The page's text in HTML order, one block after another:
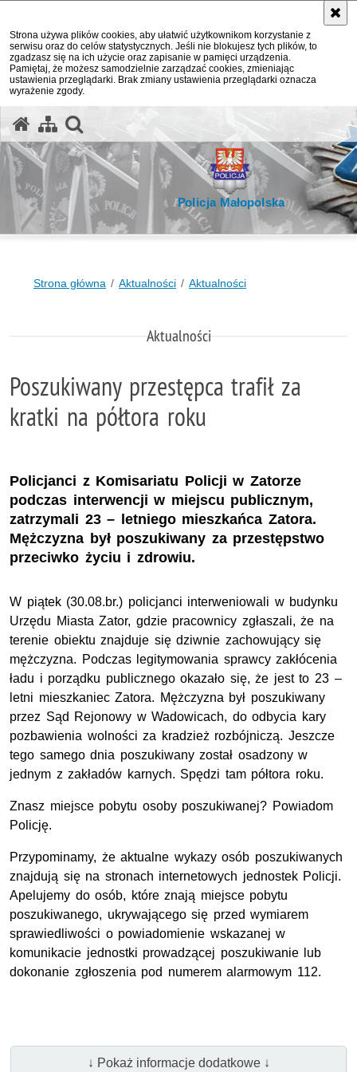
Strona używa plików cookies, aby ułatwić użytkownikom korzystanie z
serwisu oraz do celów statystycznych. Jeśli nie blokujesz tych plików, to
zgadzasz się na ich użycie oraz zapisanie w pamięci urządzenia.
Pamiętaj, że możesz samodzielnie zarządzać cookies, zmieniając
ustawienia przeglądarki. Brak zmiany ustawienia przeglądarki oznacza
wyrażenie zgody.
Policja Małopolska
Strona główna Aktualności Aktualności
Aktualności
Poszukiwany przestępca trafił za
kratki na półtora roku
Policjanci z Komisariatu Policji w Zatorze
podczas interwencji w miejscu publicznym,
zatrzymali 23 – letniego mieszkańca Zatora.
Mężczyzna był poszukiwany za przestępstwo
przeciwko życiu i zdrowiu.
W piątek (30.08.br.) policjanci interweniowali w budynku
Urzędu Miasta Zator, gdzie pracownicy zgłaszali, że na
terenie obiektu znajduje się dziwnie zachowujący się
mężczyzna. Podczas legitymowania sprawcy zakłócenia
ładu i porządku publicznego okazało się, że jest to 23 –
letni mieszkaniec Zatora. Mężczyzna był poszukiwany
przez Sąd Rejonowy w Wadowicach, do odbycia kary
pozbawienia wolności za kradzież rozbójniczą. Jeszcze
tego samego dnia poszukiwany został osadzony w
jednym z zakładów karnych. Spędzi tam półtora roku.
Znasz miejsce pobytu osoby poszukiwanej? Powiadom
Policję.
Przypominamy, że aktualne wykazy osób poszukiwanych
znajdują się na stronach internetowych jednostek Policji.
Apelujemy do osób, które znają miejsce pobytu
poszukiwanego, ukrywającego się przed wymiarem
sprawiedliwości o powiadomienie wskazanej w
komunikacie jednostki prowadzącej poszukiwanie lub
dokonanie zgłoszenia pod numerem alarmowym 112.
↓ Pokaż informacje dodatkowe ↓